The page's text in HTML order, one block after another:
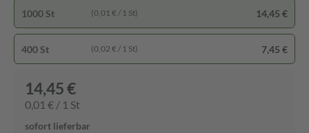
1000 St (0,01 € / 1 St) 14,45 €
400 St (0,02 € / 1 St) 7,45 €
14,45 €
0,01 € / 1 St
sofort lieferbar